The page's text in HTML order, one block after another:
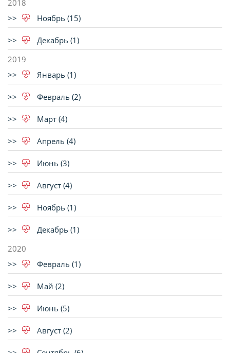
2018
Ноябрь (15)
Декабрь (1)
2019
Январь (1)
Февраль (2)
Март (4)
Апрель (4)
Июнь (3)
Август (4)
Ноябрь (1)
Декабрь (1)
2020
Февраль (1)
Май (2)
Июнь (5)
Август (2)